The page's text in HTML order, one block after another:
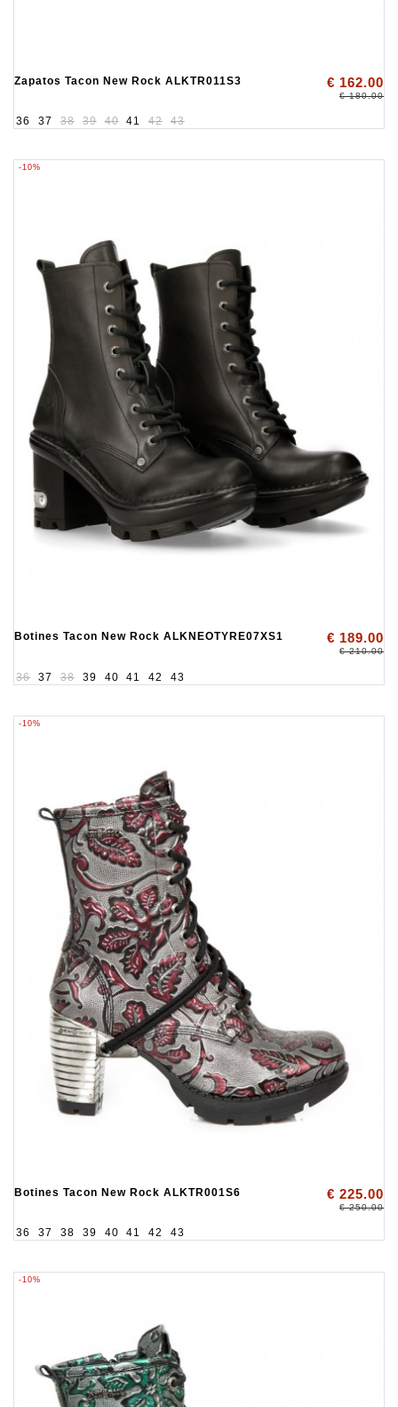
Zapatos Tacon New Rock ALKTR011S3 € 162.00
€ 180.00
36 37 38 39 40 41 42 43
-10%
Botines Tacon New Rock ALKNEOTYRE07XS1 € 189.00
€ 210.00
36 37 38 39 40 41 42 43
-10%
Botines Tacon New Rock ALKTR001S6 € 225.00
€ 250.00
36 37 38 39 40 41 42 43
-10%